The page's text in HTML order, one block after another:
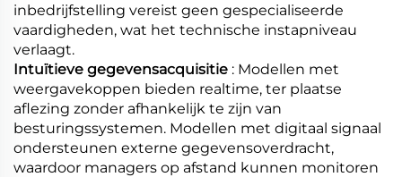
inbedrijfstelling vereist geen gespecialiseerde
vaardigheden, wat het technische instapniveau
verlaagt.
Intuïtieve gegevensacquisitie : Modellen met
weergavekoppen bieden realtime, ter plaatse
aflezing zonder afhankelijk te zijn van
besturingssystemen. Modellen met digitaal signaal
ondersteunen externe gegevensoverdracht,
waardoor managers op afstand kunnen monitoren